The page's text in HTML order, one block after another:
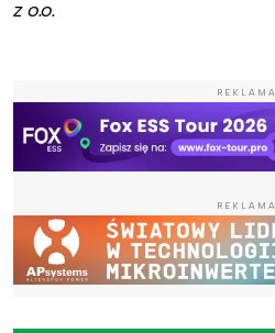
z o.o.
REKLAMA
REKLAMA